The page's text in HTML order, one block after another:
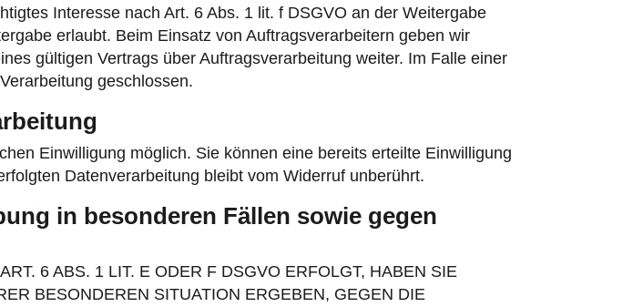
Interesse nach Art. 6 Abs. 1 lit. f DSGVO an der Weitergabe
erlaubt. Beim Einsatz von Auftragsverarbeitern geben wir
gültigen Vertrags über Auftragsverarbeitung weiter. Im Falle einer
geschlossen.
Einwilligung möglich. Sie können eine bereits erteilte Einwilligung
Datenverarbeitung bleibt vom Widerruf unberührt.
in besonderen Fällen sowie gegen
6 ABS. 1 LIT. E ODER F DSGVO ERFOLGT, HABEN SIE
BESONDEREN SITUATION ERGEBEN, GEGEN DIE